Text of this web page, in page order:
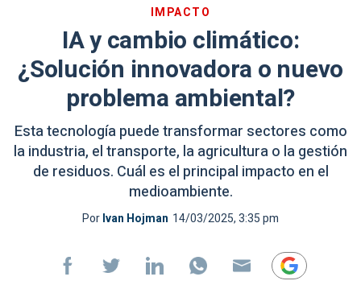
IMPACTO
IA y cambio climático:
¿Solución innovadora o nuevo
problema ambiental?
Esta tecnología puede transformar sectores como
la industria, el transporte, la agricultura o la gestión
de residuos. Cuál es el principal impacto en el
medioambiente.
PorIvan Hojman 14/03/2025, 3:35 pm